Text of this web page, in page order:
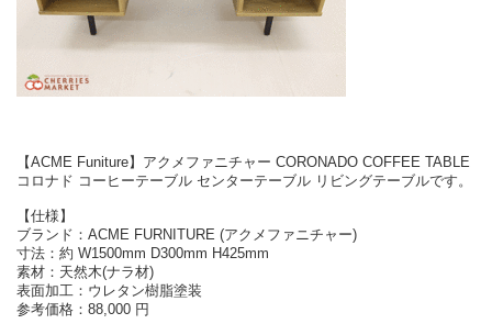
【ACME Funiture】アクメファニチャー CORONADO COFFEE TABLE
コロナド コーヒーテーブル センターテーブル リビングテーブルです。
【仕様】
ブランド：ACME FURNITURE (アクメファニチャー)
寸法：約 W1500mm D300mm H425mm
素材：天然木(ナラ材)
表面加工：ウレタン樹脂塗装
参考価格：88,000 円